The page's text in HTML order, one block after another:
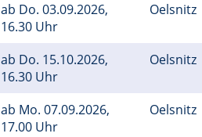
ab Do. 03.09.2026,
16.30 Uhr
Oelsnitz
ab Do. 15.10.2026,
16.30 Uhr
Oelsnitz
ab Mo. 07.09.2026,
17.00 Uhr
Oelsnitz